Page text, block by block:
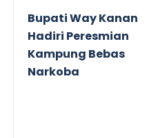
Bupati Way Kanan
Hadiri Peresmian
Kampung Bebas
Narkoba